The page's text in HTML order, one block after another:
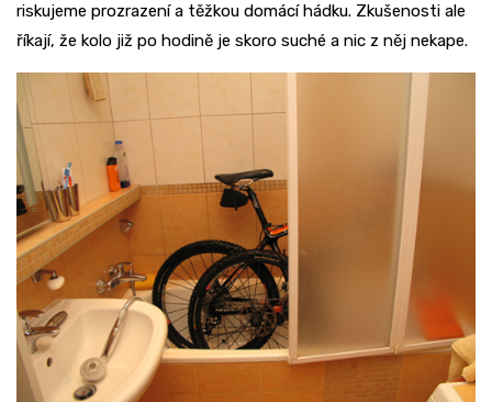
riskujeme prozrazení a těžkou domácí hádku. Zkušenosti ale
říkají, že kolo již po hodině je skoro suché a nic z něj nekape.